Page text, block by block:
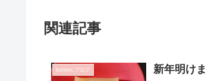
関連記事
bonton.ブログ 新年明け